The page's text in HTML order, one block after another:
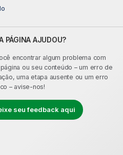
PÁGINA AJUDOU?
encontrar algum problema com
ou seu conteúdo – um erro de
uma etapa ausente ou um erro
– avise-nos!
seu feedback aqui